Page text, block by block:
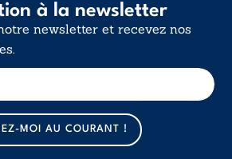
à la newsletter
newsletter et recevez nos
m
a
i
l
MOI AU COURANT !